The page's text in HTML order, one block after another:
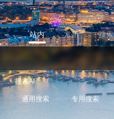
站内 常用 搜索
搜索AI
通用搜索 专用搜索